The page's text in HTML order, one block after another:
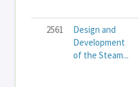
2561
Design and
Development
of the Steam...